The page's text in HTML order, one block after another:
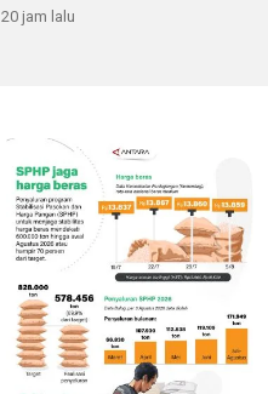
20 jam lalu